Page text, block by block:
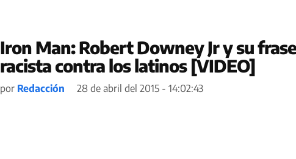
Iron Man: Robert Downey Jr y su frase
racista contra los latinos [VIDEO]
por Redacción 28 de abril del 2015 - 14:02:43